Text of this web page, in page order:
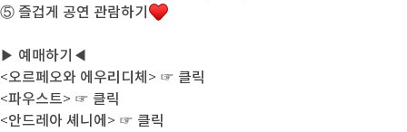
⑤ 즐겁게 공연 관람하기
▶ 예매하기◀
<오르페오와 에우리디체> ☞ 클릭
<파우스트> ☞ 클릭
<안드레아 셰니에> ☞ 클릭